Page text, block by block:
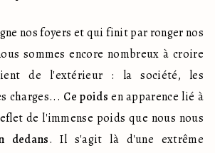
nos foyers et qui finit par ronger nos
sommes encore nombreux à croire
de l'extérieur : la société, les
charges... Ce poids en apparence lié à
de l'immense poids que nous nous
dedans. Il s'agit là d'une extrême